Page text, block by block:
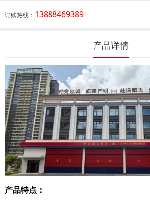
订购热线： 13888469389
产品详情
产品特点：